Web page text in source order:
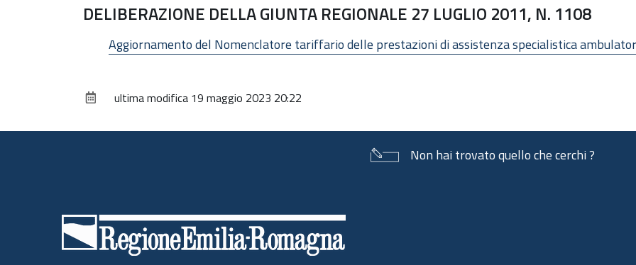
DELIBERAZIONE DELLA GIUNTA REGIONALE 27 LUGLIO 2011, N. 1108
Aggiornamento del Nomenclatore tariffario delle prestazioni di assistenza specialistica
ultima modifica 19 maggio 2023 20:22
Non hai trovato quello che cerchi ?